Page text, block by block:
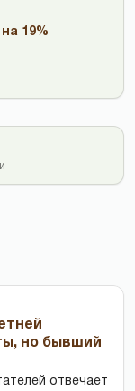
19%
но бывший
отвечает